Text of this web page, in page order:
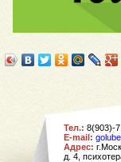
Тел.: 8(903)-
E-mail:
Адрес:
д. 4,